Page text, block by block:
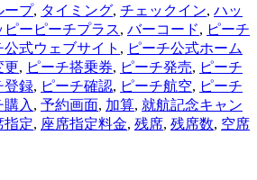
ープ, タイミング, チェックイン, ハッ
ピーピーチプラス, バーコード, ピーチ
公式ウェブサイト , ピーチ公式ホーム
更, ピーチ搭乗券, ピーチ発売, ピーチ
登録, ピーチ確認, ピーチ航空, ピーチ
購入 , 予約画面, 加算, 就航記念キャン
指定, 座席指定料金, 残席, 残席数, 空席